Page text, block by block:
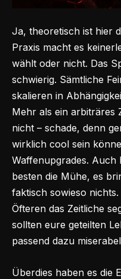
Ja, theoretisch ist hier
Praxis macht es
wählt oder nicht. Das
schwierig. Sämtliche
skalieren in
Mehr als ein arbiträres
nicht – schade, denn
wirklich cool sein
Waffenupgrades. Auch
besten die Mühe, es
faktisch sowieso
Öfteren das Zeitliche
sollten eure geteilten
passend dazu
Überdies haben es die